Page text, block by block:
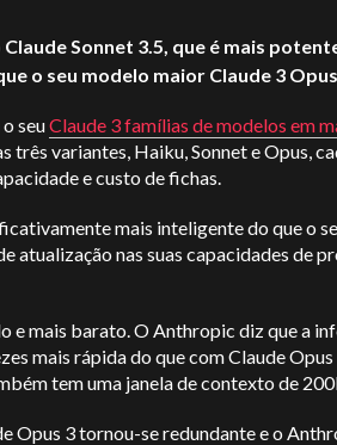
Sonnet 3.5, que é mais
o seu modelo maior Claude 3
seuClaude 3 famílias de modelos em
três variantes, Haiku, Sonnet e Opus,
e custo de fichas.
mais inteligente do que o
atualização nas suas capacidades de
e mais barato. O Anthropic diz que a
mais rápida do que com Claude Opus
tem uma janela de contexto de
Opus 3 tornou-se redundante e o